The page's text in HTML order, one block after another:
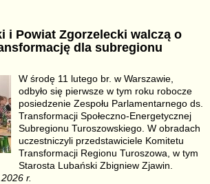
i Powiat Zgorzelecki walczą o
dla subregionu
W środę 11 lutego br. w Warszawie,
odbyło się pierwsze w tym roku robocze
posiedzenie Zespołu Parlamentarnego ds.
Transformacji Społeczno-Energetycznej
Subregionu Turoszowskiego. W obradach
uczestniczyli przedstawiciele Komitetu
Transformacji Regionu Turoszowa, w tym
Starosta Lubański Zbigniew Zjawin.
r.